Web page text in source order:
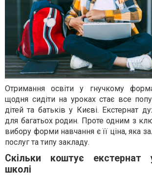
Отримання освіти у гнучкому
щодня сидіти на уроках стає все
дітей та батьків у Києві. Екстернат
для багатьох родин. Проте одним з
вибору форми навчання є її ціна, яка
послуг та типу закладу.
Скільки коштує екстернат
школі